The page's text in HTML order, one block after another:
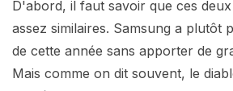
D'abord, il faut savoir que ces
assez similaires. Samsung a plutôt
de cette année sans apporter de
Mais comme on dit souvent, le